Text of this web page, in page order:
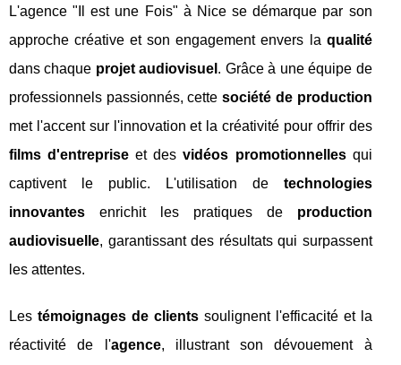
L'agence "Il est une Fois" à Nice se démarque par son
approche créative et son engagement envers la qualité
dans chaque projet audiovisuel . Grâce à une équipe de
professionnels passionnés, cettesociété de production
met l'accent sur l'innovation et la créativité pour offrir des
films d'entreprise et desvidéos promotionnellesqui
captivent le public. L'utilisation de technologies
innovantes enrichit les pratiques de production
audiovisuelle, garantissant des résultats qui surpassent
les attentes.
Les témoignages de clientssoulignent l'efficacité et la
réactivité de l'agence, illustrant son dévouement à